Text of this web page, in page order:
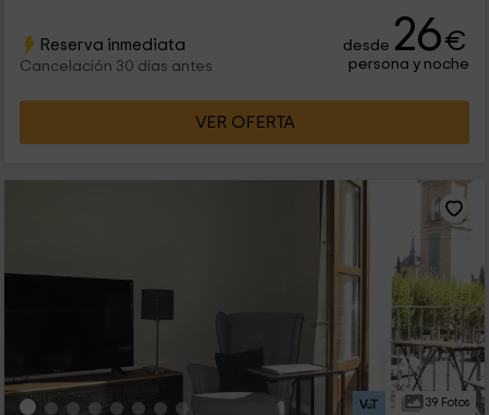
elementos funcionales que te harán sentir como en casa.
Reserva inmediata
Cancelación 30 días antes
desde 26€
persona y noche
VER OFERTA
39 Fotos